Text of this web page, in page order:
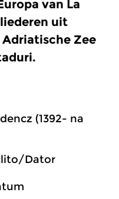
van La
uit
Zee
(1392- na
Dator